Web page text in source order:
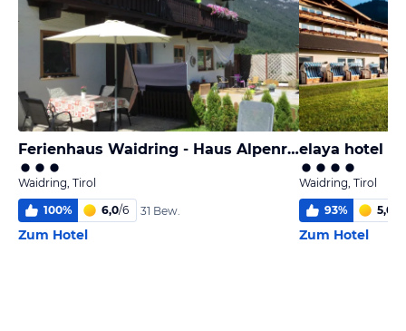
Ferienhaus Waidring - Haus Alpenrose
Waidring, Tirol
100% 6,0/6 31 Bew.
Zum Hotel
elaya hotel
Waidring, Tirol
93% 5,0
Zum Hotel